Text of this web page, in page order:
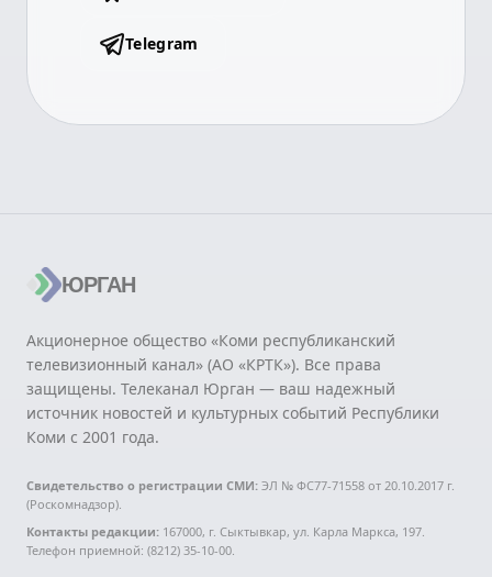
Telegram
ЮРГАН
Акционерное общество «Коми республиканский
телевизионный канал» (АО «КРТК»). Все права
защищены. Телеканал Юрган — ваш надежный
источник новостей и культурных событий Республики
Коми с 2001 года.
Свидетельство о регистрации СМИ: ЭЛ № ФС77-71558 от 20.10.2017 г.
(Роскомнадзор).
Контакты редакции: 167000, г. Сыктывкар, ул. Карла Маркса, 197.
Телефон приемной: (8212) 35-10-00.